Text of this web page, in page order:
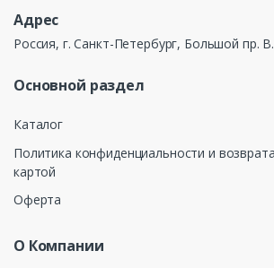
Адрес
Россия, г. Санкт-Петербург, Большой пр.
Основной раздел
Каталог
Политика конфиденциальности и
картой
Оферта
О Компании